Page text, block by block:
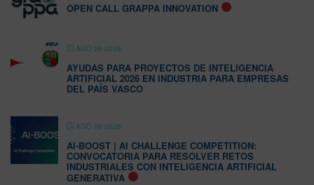
OPEN CALL GRAPPA INNOVATION
AGO 08 2026
AYUDAS PARA PROYECTOS DE INTELIGENCIA
ARTIFICIAL 2026 EN INDUSTRIA PARA EMPRESAS
DEL PAÍS VASCO
AGO 08 2026
AI-BOOST | AI CHALLENGE COMPETITION:
CONVOCATORIA PARA RESOLVER RETOS
INDUSTRIALES CON INTELIGENCIA ARTIFICIAL
GENERATIVA